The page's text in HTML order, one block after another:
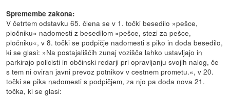
Spremembe zakona:
V četrtem odstavku 65. člena se v 1. točki besedilo »pešce,
pločniku« nadomesti z besedilom »pešce, stezi za pešce,
pločniku«, v 8. točki se podpičje nadomesti s piko in doda besedilo,
ki se glasi: »Na postajališčih zunaj vozišča lahko ustavljajo in
parkirajo policisti in občinski redarji pri opravljanju svojih nalog, če
s tem ni oviran javni prevoz potnikov v cestnem prometu.«, v 20.
točki se pika nadomesti s podpičjem, za njo pa doda nova 21.
točka, ki se glasi: